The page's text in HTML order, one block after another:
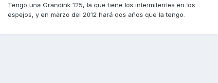
Tengo una Grandink 125, la que tiene los intermitentes en los
espejos, y en marzo del 2012 hará dos años que la tengo.